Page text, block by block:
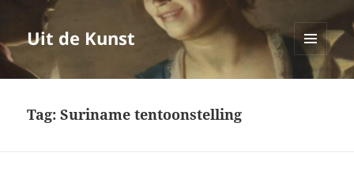
Uit de Kunst
MENU
EN
Tag:Suriname tentoonstelling